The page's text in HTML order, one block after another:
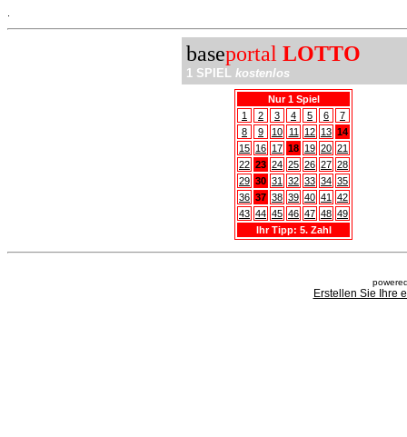
baseportal LOTTO
1 SPIEL kostenlos
Nur 1 Spiel
1
2 3 4 5 6
7
8
9 10 11 12 13 14
15 16 17 18 19 20 21
22 23 24 25 26 27 28
29 30 31 32 33 34 35
36 37 38 39 40 41
42
43 44 45 46 47 48 49
Ihr Tipp: 5. Zahl
Erstellen Sie Ihre